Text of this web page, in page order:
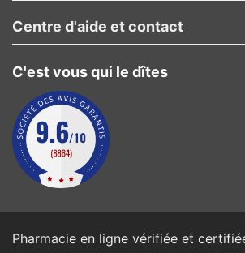
C'est vous qui le dîtes
Centre d'aide et contact
Pharmacie en ligne vérifiée et